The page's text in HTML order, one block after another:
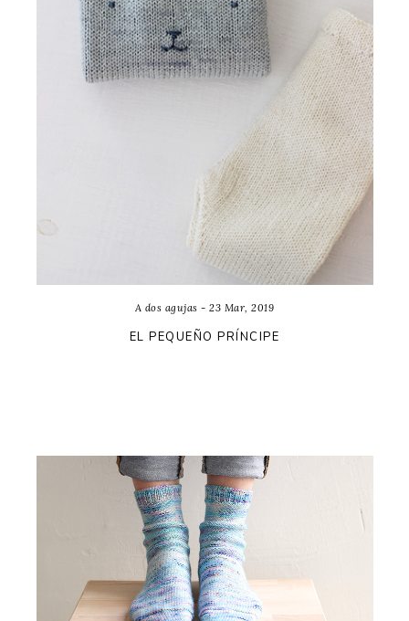
A dos agujas - 23 Mar, 2019
EL PEQUEÑO PRÍNCIPE